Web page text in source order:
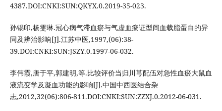
4387.DOI:CNKI:SUN:QKYX.0.2019-35-023.
孙锡印,杨雯琳.冠心病气滞血瘀与气虚血瘀证型间血载脂蛋白的异
同及辨治影响[J].江苏中医,1997,(06):38-
39.DOI:CNKI:SUN:JSZY.0.1997-06-032.
李伟霞,唐于平,郭建明,等.比较评价当归川芎配伍对急性血瘀大鼠血
液流变学及凝血功能的影响[J].中国中西医结合杂
志,2012,32(06):806-811.DOI:CNKI:SUN:ZZXJ.0.2012-06-031.